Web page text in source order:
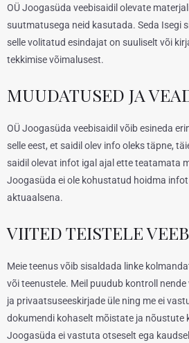
OÜ Joogasüda veebisaidil olevate
suutmatusega neid kasutada. Seda Isegi
selle volitatud esindajat on suuliselt või
tekkimise võimalusest.
MUUDATUSED JA
OÜ Joogasüda veebisaidil võib esineda
selle eest, et saidil olev info oleks täpne,
saidil olevat infot igal ajal ette teatamata
Joogasüda ei ole kohustatud hoidma infot
aktuaalsena.
VIITED TEISTELE
Meie teenus võib sisaldada linke
või teenustele. Meil puudub kontroll
ja privaatsuseeskirjade üle ning me ei
dokumendi kohaselt mõistate ja nõustute
Joogasüda ei vastuta otseselt ega